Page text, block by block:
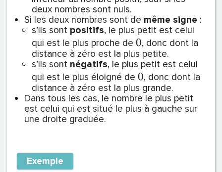
deux nombres sont nuls.
Si les deux nombres sont de même signe :
s’ils sont positifs, le plus petit est celui
qui est le plus proche de 0, donc dont la
distance à zéro est la plus petite.
s’ils sont négatifs, le plus petit est celui
qui est le plus éloigné de 0, donc dont la
distance à zéro est la plus grande.
Dans tous les cas, le nombre le plus petit
est celui qui est situé le plus à gauche sur
une droite graduée.
Exemple